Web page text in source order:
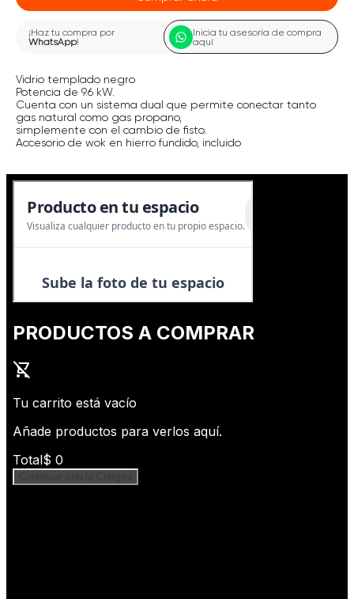
¡Haz tu compra por
WhatsApp!
Inicia tu asesoría de compra
aquí
Vidrio templado negro
Potencia de 9.6 kW.
Cuenta con un sistema dual que permite conectar tanto
gas natural como gas propano,
simplemente con el cambio de fisto.
Accesorio de wok en hierro fundido, incluido